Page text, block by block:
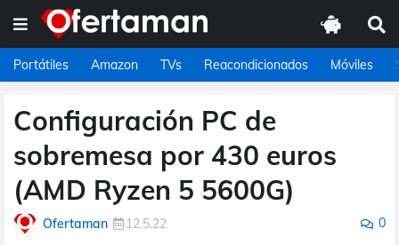
Portátiles Amazon TVs Reacondicionados Móviles
Configuración PC de
sobremesa por 430 euros
(AMD Ryzen 5 5600G)
Ofertaman 12.5.22 0